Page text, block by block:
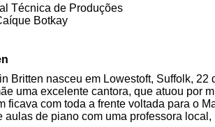
Técnica de Produções
Botkay
Britten nasceu em Lowestoft, Suffolk,
uma excelente cantora, que atuou por
ficava com toda a frente voltada para o
aulas de piano com uma professora